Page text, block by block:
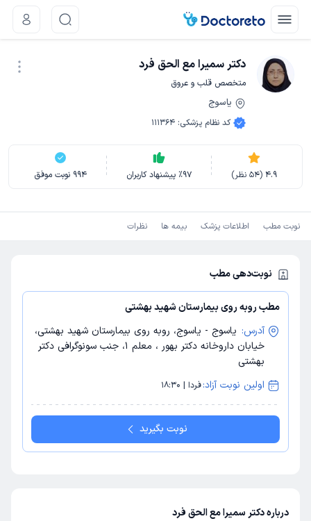
دکتر سمیرا مع الحق فرد
متخصص قلب و عروق
یاسوج
کد نظام پزشکی:
111364
4.9
(
54 نظر) ٪97 پیشنهاد کاربران 994 نوبت موفق
نوبت مطب اطلاعات پزشک بیمه ها نظرات
نوبت‌دهی مطب
مطب روبه روی بیمارستان شهید بهشتی
آدرس: یاسوج - یاسوج، روبه روی بیمارستان شهید بهشتی،
خیابان داروخانه دکتر بهور ، معلم 1، جنب سونوگرافی دکتر
بهشتی
اولین نوبت آزاد:فردا | 18:30
نوبت بگیرید
درباره دکتر سمیرا مع الحق فرد